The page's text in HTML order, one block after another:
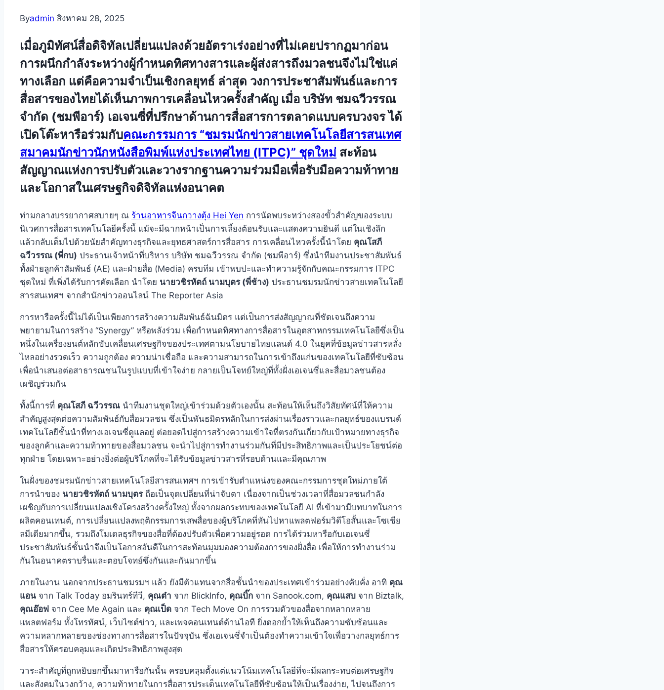
Byadmin สิงหาคม 28, 2025
เมื่อภูมิทัศน์สื่อดิจิทัลเปลี่ยนแปลงด้วยอัตราเร่งอย่างที่ไม่เคยปรากฏมาก่อน
การผนึกกำลังระหว่างผู้กำหนดทิศทางสารและผู้ส่งสารถึงมวลชนจึงไม่ใช่แค่
ทางเลือก แต่คือความจำเป็นเชิงกลยุทธ์ ล่าสุด วงการประชาสัมพันธ์และการ
สื่อสารของไทยได้เห็นภาพการเคลื่อนไหวครั้งสำคัญ เมื่อ บริษัท ชมฉวีวรรณ
จำกัด (ชมพีอาร์) เอเจนซี่ที่ปรึกษาด้านการสื่อสารการตลาดแบบครบวงจร ได้
เปิดโต๊ะหารือร่วมกับคณะกรรมการ “ชมรมนักข่าวสายเทคโนโลยีสารสนเทศ
สมาคมนักข่าวนักหนังสือพิมพ์แห่งประเทศไทย (ITPC)” ชุดใหม่ สะท้อน
สัญญาณแห่งการปรับตัวและวางรากฐานความร่วมมือเพื่อรับมือความท้าทาย
และโอกาสในเศรษฐกิจดิจิทัลแห่งอนาคต
ท่ามกลางบรรยากาศสบายๆ ณ ร้านอาหารจีนกวางตุ้ง Hei Yen การนัดพบระหว่างสองขั้วสำคัญของระบบ
นิเวศการสื่อสารเทคโนโลยีครั้งนี้ แม้จะมีฉากหน้าเป็นการเลี้ยงต้อนรับและแสดงความยินดี แต่ในเชิงลึก
แล้วกลับเต็มไปด้วยนัยสำคัญทางธุรกิจและยุทธศาสตร์การสื่อสาร การเคลื่อนไหวครั้งนี้นำโดย คุณโสภี
ฉวีวรรณ (พี่กบ) ประธานเจ้าหน้าที่บริหาร บริษัท ชมฉวีวรรณ จำกัด (ชมพีอาร์) ซึ่งนำทีมงานประชาสัมพันธ์
ทั้งฝ่ายลูกค้าสัมพันธ์ (AE) และฝ่ายสื่อ (Media) ครบทีม เข้าพบปะและทำความรู้จักกับคณะกรรมการ ITPC
ชุดใหม่ ที่เพิ่งได้รับการคัดเลือก นำโดย นายวชิรหัตถ์ นามบุตร (พี่ช้าง) ประธานชมรมนักข่าวสายเทคโนโลยี
สารสนเทศฯ จากสำนักข่าวออนไลน์ The Reporter Asia
การหารือครั้งนี้ไม่ได้เป็นเพียงการสร้างความสัมพันธ์ฉันมิตร แต่เป็นการส่งสัญญาณที่ชัดเจนถึงความ
พยายามในการสร้าง “Synergy” หรือพลังร่วม เพื่อกำหนดทิศทางการสื่อสารในอุตสาหกรรมเทคโนโลยีซึ่งเป็น
หนึ่งในเครื่องยนต์หลักขับเคลื่อนเศรษฐกิจของประเทศตามนโยบายไทยแลนด์ 4.0 ในยุคที่ข้อมูลข่าวสารหลั่ง
ไหลอย่างรวดเร็ว ความถูกต้อง ความน่าเชื่อถือ และความสามารถในการเข้าถึงแก่นของเทคโนโลยีที่ซับซ้อน
เพื่อนำเสนอต่อสาธารณชนในรูปแบบที่เข้าใจง่าย กลายเป็นโจทย์ใหญ่ที่ทั้งฝั่งเอเจนซี่และสื่อมวลชนต้อง
เผชิญร่วมกัน
ทั้งนี้การที่ คุณโสภี ฉวีวรรณ นำทีมงานชุดใหญ่เข้าร่วมด้วยตัวเองนั้น สะท้อนให้เห็นถึงวิสัยทัศน์ที่ให้ความ
สำคัญสูงสุดต่อความสัมพันธ์กับสื่อมวลชน ซึ่งเป็นพันธมิตรหลักในการส่งผ่านเรื่องราวและกลยุทธ์ของแบรนด์
เทคโนโลยีชั้นนำที่ทางเอเจนซี่ดูแลอยู่ ต่อยอดไปสู่การสร้างความเข้าใจที่ตรงกันเกี่ยวกับเป้าหมายทางธุรกิจ
ของลูกค้าและความท้าทายของสื่อมวลชน จะนำไปสู่การทำงานร่วมกันที่มีประสิทธิภาพและเป็นประโยชน์ต่อ
ทุกฝ่าย โดยเฉพาะอย่างยิ่งต่อผู้บริโภคที่จะได้รับข้อมูลข่าวสารที่รอบด้านและมีคุณภาพ
ในฝั่งของชมรมนักข่าวสายเทคโนโลยีสารสนเทศฯ การเข้ารับตำแหน่งของคณะกรรมการชุดใหม่ภายใต้
การนำของ นายวชิรหัตถ์ นามบุตรถือเป็นจุดเปลี่ยนที่น่าจับตา เนื่องจากเป็นช่วงเวลาที่สื่อมวลชนกำลัง
เผชิญกับการเปลี่ยนแปลงเชิงโครงสร้างครั้งใหญ่ ทั้งจากผลกระทบของเทคโนโลยี AI ที่เข้ามามีบทบาทในการ
ผลิตคอนเทนต์, การเปลี่ยนแปลงพฤติกรรมการเสพสื่อของผู้บริโภคที่หันไปหาแพลตฟอร์มวิดีโอสั้นและโซเชีย
ลมีเดียมากขึ้น, รวมถึงโมเดลธุรกิจของสื่อที่ต้องปรับตัวเพื่อความอยู่รอด การได้ร่วมหารือกับเอเจนซี่
ประชาสัมพันธ์ชั้นนำจึงเป็นโอกาสอันดีในการสะท้อนมุมมองความต้องการของฝั่งสื่อ เพื่อให้การทำงานร่วม
กันในอนาคตราบรื่นและตอบโจทย์ซึ่งกันและกันมากขึ้น
ภายในงาน นอกจากประธานชมรมฯ แล้ว ยังมีตัวแทนจากสื่อชั้นนำของประเทศเข้าร่วมอย่างคับคั่ง อาทิ คุณ
แอน จาก Talk Today อมรินทร์ทีวี, คุณต๋า จาก BlickInfo, คุณบิ๊ก จาก Sanook.com, คุณแสบ จาก Biztalk,
คุณอ๊อฟ จาก Cee Me Again และ คุณเป็ด จาก Tech Move On การรวมตัวของสื่อจากหลากหลาย
แพลตฟอร์ม ทั้งโทรทัศน์, เว็บไซต์ข่าว, และเพจคอนเทนต์ด้านไอที ยิ่งตอกย้ำให้เห็นถึงความซับซ้อนและ
ความหลากหลายของช่องทางการสื่อสารในปัจจุบัน ซึ่งเอเจนซี่จำเป็นต้องทำความเข้าใจเพื่อวางกลยุทธ์การ
สื่อสารให้ครอบคลุมและเกิดประสิทธิภาพสูงสุด
วาระสำคัญที่ถูกหยิบยกขึ้นมาหารือกันนั้น ครอบคลุมตั้งแต่แนวโน้มเทคโนโลยีที่จะมีผลกระทบต่อเศรษฐกิจ
และสังคมในวงกว้าง, ความท้าทายในการสื่อสารประเด็นเทคโนโลยีที่ซับซ้อนให้เป็นเรื่องง่าย, ไปจนถึงการ